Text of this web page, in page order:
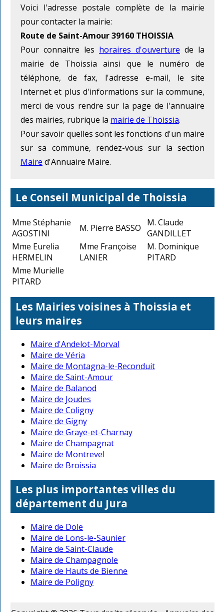
Voici l'adresse postale complète de la mairie
pour contacter la mairie:
Route de Saint-Amour 39160 THOISSIA
Pour connaitre les horaires d'ouverture de la
mairie de Thoissia ainsi que le numéro de
téléphone, de fax, l'adresse e-mail, le site
Internet et plus d'informations sur la commune,
merci de vous rendre sur la page de l'annuaire
des mairies, rubrique la mairie de Thoissia.
Pour savoir quelles sont les fonctions d'un maire
sur sa commune, rendez-vous sur la section
Maire d'Annuaire Maire.
Le Conseil Municipal de Thoissia
Mme Stéphanie
AGOSTINI
M. Pierre BASSO
M. Claude
GANDILLET
Mme Eurelia
HERMELIN
Mme Françoise
LANIER
M. Dominique
PITARD
Mme Murielle
PITARD
Les Mairies voisines à Thoissia et
leurs maires
Maire d'Andelot-Morval
Maire de Véria
Maire de Montagna-le-Reconduit
Maire de Saint-Amour
Maire de Balanod
Maire de Joudes
Maire de Coligny
Maire de Gigny
Maire de Graye-et-Charnay
Maire de Champagnat
Maire de Montrevel
Maire de Broissia
Les plus importantes villes du
département du Jura
Maire de Dole
Maire de Lons-le-Saunier
Maire de Saint-Claude
Maire de Champagnole
Maire de Hauts de Bienne
Maire de Poligny